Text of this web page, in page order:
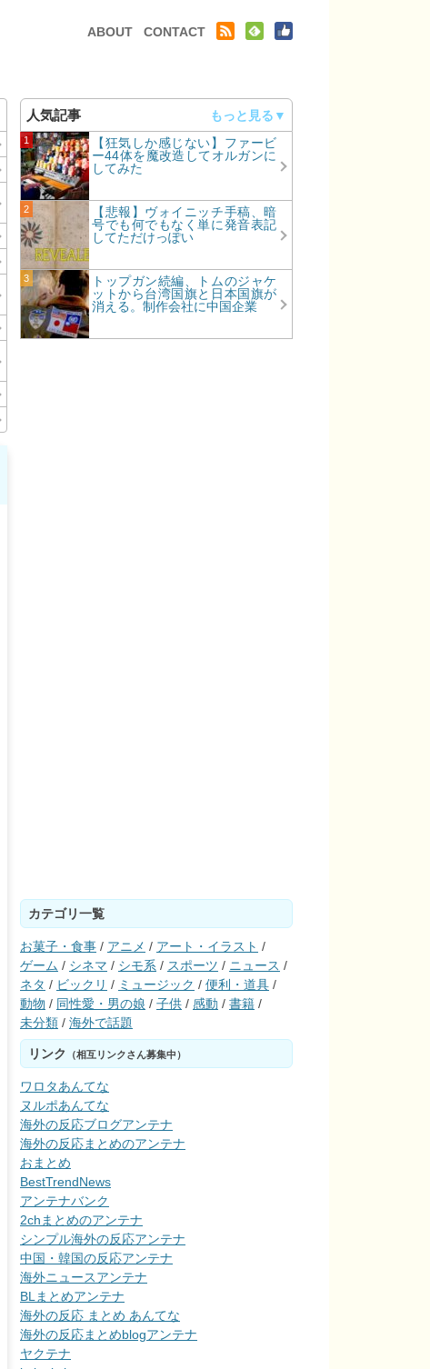
ABOUT CONTACT
人気記事
【狂気しか感じない】ファービ
ー44体を魔改造してオルガンに
してみた
【悲報】ヴォイニッチ手稿、暗
号でも何でもなく単に発音表記
してただけっぽい
トップガン続編、トムのジャケ
ットから台湾国旗と日本国旗が
消える。制作会社に中国企業
カテゴリ一覧
お菓子・食事 / アニメ / アート・イラスト /
ゲーム / シネマ / シモ系 / スポーツ / ニュース /
ネタ / ビックリ / ミュージック / 便利・道具 /
動物 / 同性愛・男の娘 / 子供 / 感動 / 書籍 /
未分類 / 海外で話題
リンク （相互リンクさん募集中）
ワロタあんてな
ヌルポあんてな
海外の反応ブログアンテナ
海外の反応まとめのアンテナ
おまとめ
BestTrendNews
アンテナバンク
2chまとめのアンテナ
シンプル海外の反応アンテナ
中国・韓国の反応アンテナ
海外ニュースアンテナ
BLまとめアンテナ
海外の反応 まとめ あんてな
海外の反応まとめblogアンテナ
ヤクテナ